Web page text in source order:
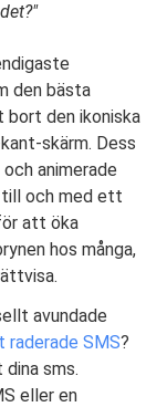
den bästa
bort den ikoniska
skärm. Dess
animerade
till och med ett
att öka
hos många,
avundade
SMS?
sms.
eller en